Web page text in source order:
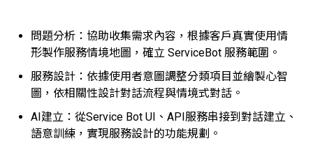
問題分析：協助收集需求內容，根據客戶真實使用情
形製作服務情境地圖，確立 ServiceBot 服務範圍。
服務設計：依據使用者意圖調整分類項目並繪製心智
圖，依相關性設計對話流程與情境式對話。
AI建立：從Service Bot UI、API服務串接到對話建立、
語意訓練，實現服務設計的功能規劃。